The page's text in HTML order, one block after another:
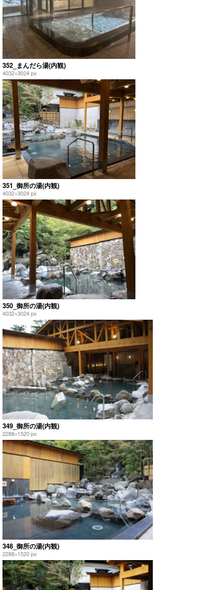
352_まんだら湯(内観)
4032×3024 px
351_御所の湯(内観)
4032×3024 px
350_御所の湯(内観)
4032×3024 px
349_御所の湯(内観)
2288×1520 px
348_御所の湯(内観)
2288×1520 px